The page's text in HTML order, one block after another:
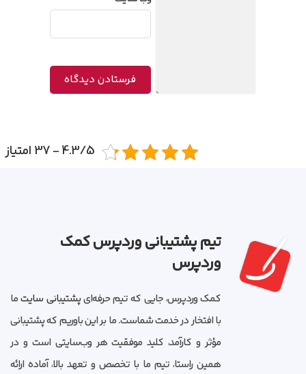
4.3/5 - 37 امتیاز
تیم پشتیبانی وردپرس کمک
وردپرس
کمک وردپرس، جایی که تیم حرفه‌ایپشتیبانی سایتما
با افتخار در خدمت شماست. ما بر این باوریم که پشتیبانی
مؤثر و کارآمد، کلید موفقیت هر وب‌سایتی است و در
همین راستا، تیم ما با تخصص و تعهد بالا، آماده ارائه